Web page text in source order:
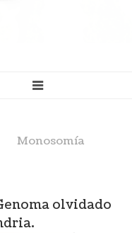
Monosomía
olvidado